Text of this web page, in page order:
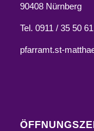
90408 Nürnberg
Tel. 0911 / 35 50 61
pfarramt.st-